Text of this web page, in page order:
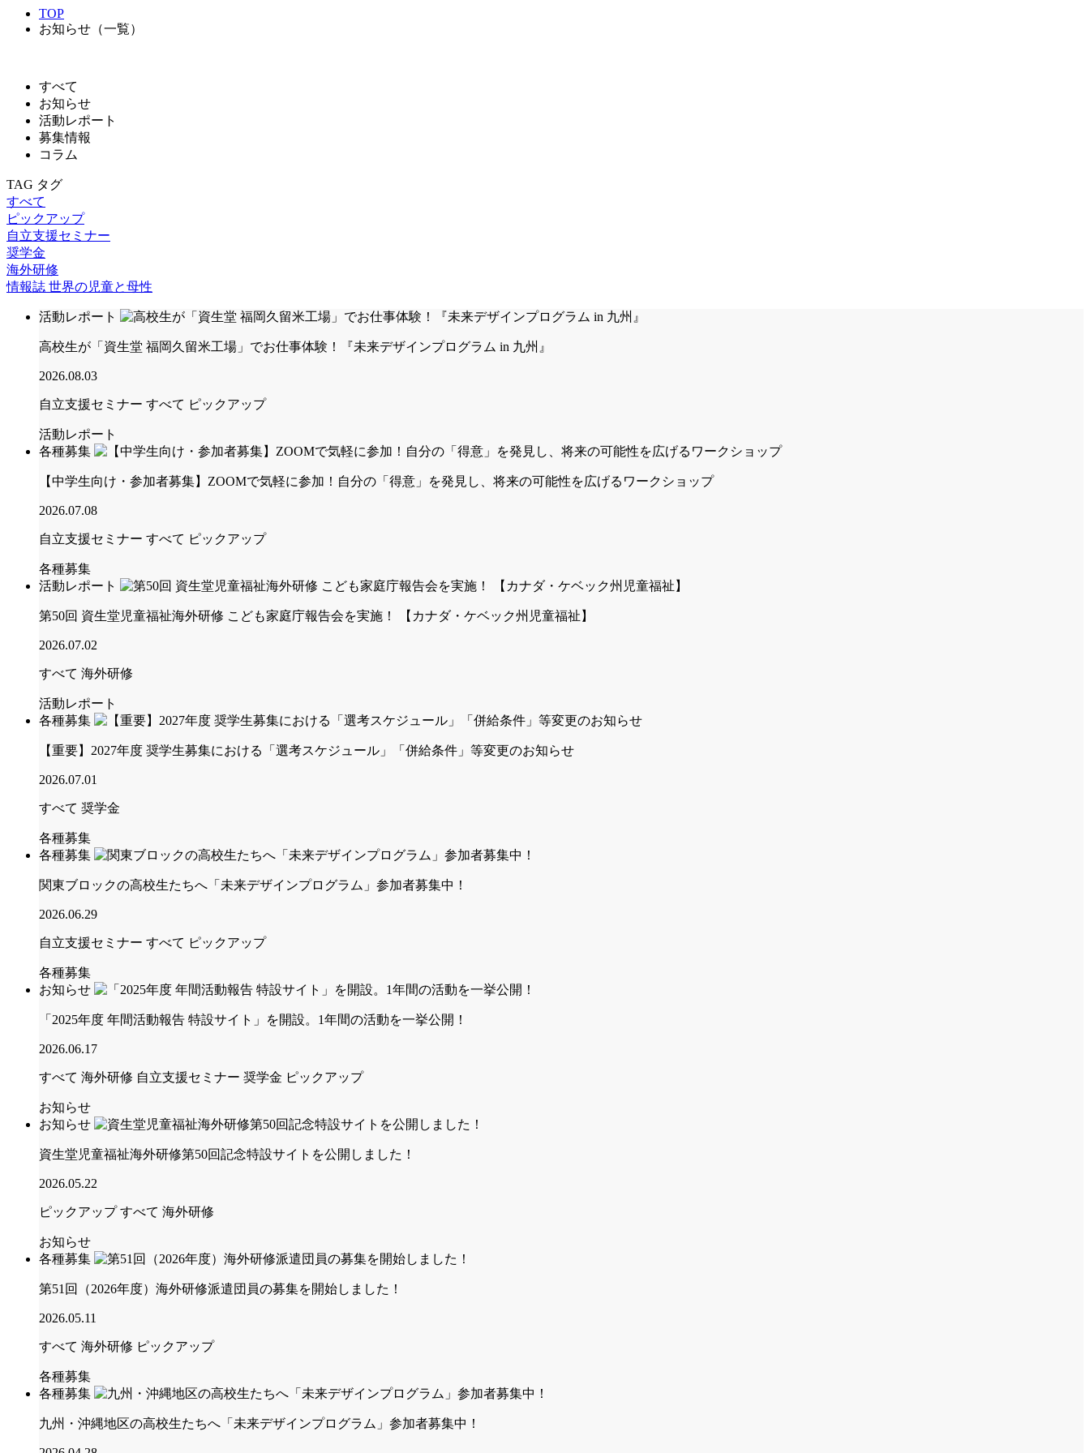
TOP
お知らせ（一覧）
すべて
お知らせ
活動レポート
募集情報
コラム
TAG タグ
すべて
ピックアップ
自立支援セミナー
奨学金
海外研修
情報誌 世界の児童と母性
活動レポート
高校生が「資生堂 福岡久留米工場」でお仕事体験！『未来デザインプログラム in 九州』
2026.08.03
自立支援セミナー すべて ピックアップ
活動レポート
各種募集
【中学生向け・参加者募集】ZOOMで気軽に参加！自分の「得意」を発見し、将来の可能性を広げるワークショップ
2026.07.08
自立支援セミナー すべて ピックアップ
各種募集
活動レポート
第50回 資生堂児童福祉海外研修 こども家庭庁報告会を実施！ 【カナダ・ケベック州児童福祉】
2026.07.02
すべて 海外研修
活動レポート
各種募集
【重要】2027年度 奨学生募集における「選考スケジュール」「併給条件」等変更のお知らせ
2026.07.01
すべて 奨学金
各種募集
各種募集
関東ブロックの高校生たちへ「未来デザインプログラム」参加者募集中！
2026.06.29
自立支援セミナー すべて ピックアップ
各種募集
お知らせ
「2025年度 年間活動報告 特設サイト」を開設。1年間の活動を一挙公開！
2026.06.17
すべて 海外研修 自立支援セミナー 奨学金 ピックアップ
お知らせ
お知らせ
資生堂児童福祉海外研修第50回記念特設サイトを公開しました！
2026.05.22
ピックアップ すべて 海外研修
お知らせ
各種募集
第51回（2026年度）海外研修派遣団員の募集を開始しました！
2026.05.11
すべて 海外研修 ピックアップ
各種募集
各種募集
九州・沖縄地区の高校生たちへ「未来デザインプログラム」参加者募集中！